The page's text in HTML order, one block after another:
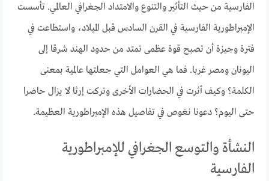
الفارسية من حيث التأثير والتنوع والامتداد الجغرافي العالمي. تأسست
الإمبراطورية الفارسية في القرن السادس قبل الميلاد، واستطاعت في
فترة وجيزة أن تصبح قوة عظمى تمتد من حدود الهند شرقا إلى
اليونان ومصر غربا. فما هي العوامل التي جعلتها عالمية بمعنى
الكلمة؟ وكيف أثرت في الحضارات الأخرى وتركت إرثا لا يزال حاضرا
حتى اليوم؟ دعونا نغوص في تفاصيل هذه الإمبراطورية العظيمة.
النشأة والتوسع الجغرافي للإمبراطورية
الفارسية